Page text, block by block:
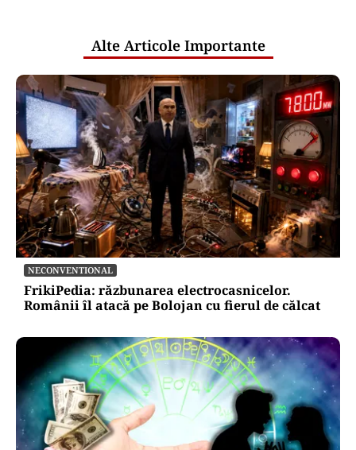
Alte Articole Importante
NECONVENTIONAL
FrikiPedia: răzbunarea electrocasnicelor.
Românii îl atacă pe Bolojan cu fierul de călcat